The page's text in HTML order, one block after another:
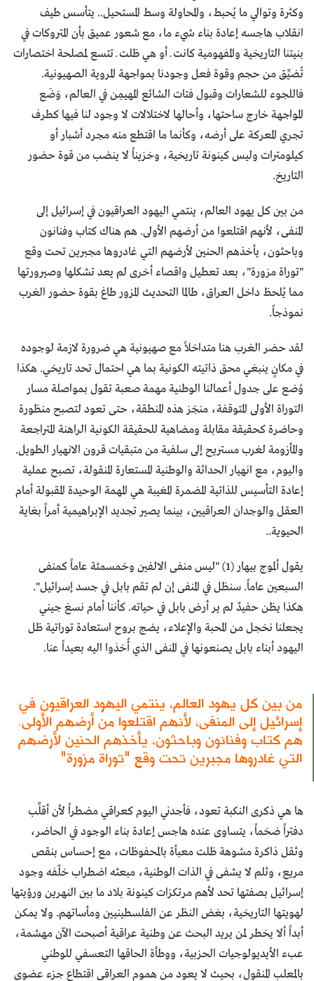
وكثرة وتوالي ما يُحبط، والمحاولة وسط المستحيل.. يتأسس طيف
انقلاب هاجسه إعادة بناء شيء ما، مع شعور عميق بأن المتروكات في
بنيتنا التاريخية والمفهومية كانت ــ أو هي ظلت ــ تتسع لمصلحة اختصارات
تُضيِّق من حجم وقوة فعل وجودنا بمواجهة المروية الصهيونية.
فاللجوء للشعارات وقبول فتات الشائع المهيمِن في العالم، وَضَع
المواجهة خارج ساحتها، وأحالها لاختلالات لا وجود لنا فيها كطرف
تجري المعركة على أرضه، وكأنما ما اقتطع منه مجرد أشبار أو
كيلومترات وليس كينونة تاريخية، وخزيناً لا ينضب من قوة حضور
التاريخ.
من بين كل يهود العالم، ينتمي اليهود العراقيون في إسرائيل إلى
المنفى، لأنهم اقتلعوا من أرضهم الأولى. هم هناك كتاب وفنانون
وباحثون، يأخذهم الحنين لأرضهم التي غادروها مجبرين تحت وقع
"توراة مزورة"، بعد تعطيل واقصاء أخرى لم يعد تشكلها وصيرورتها
مما يُلحظ داخل العراق، طالما التحديث المزور طاغ بقوة حضور الغرب
نموذجاً.
لقد حضر الغرب هنا متداخلاً مع صهيونية هي ضرورة لازمة لوجوده
في مكانٍ ينبغي محق ذاتيته الكونية بما هي احتمال تحد تاريخي. هكذا
وُضع على جدول أعمالنا الوطنية مهمة صعبة تقول بمواصلة مسار
التوراة الأولى المتوقفة، منجَز هذه المنطقة، حتى تعود لتصبح منظورة
وحاضرة كحقيقة مقابلة ومضاهية للحقيقة الكونية الراهنة المتراجعة
والمأزومة لغرب مستريح إلى سلفية من متبقيات قرون الانهيار الطويل.
واليوم، مع انهيار الحداثة والوطنية المستعارة المنقولة، تصبح عملية
إعادة التأسيس للذاتية المضمرة المغيبة هي المهمة الوحيدة المقبولة أمام
العقل والوجدان العراقيين، بينما يصير تجديد الإبراهيمية أمراً بغاية
الحيوية..
يقول ألموج بيهار (1) "ليس منفى الالفين وخمسمئة عاماً كمنفى
السبعين عاماً. سنظل في المنفى إن لم تقم بابل في جسد إسرائيل".
هكذا يظن حفيدٌ لم ير أرض بابل في حياته. كأننا أمام نسغ جيني
يجعلنا نخجل من المحبة والإعلاء، يضج بروح استعادة توراتية ظل
اليهود أبناء بابل يصنعونها في المنفى الذي أُخذوا اليه بعيداً عنا.
من بين كل يهود العالم، ينتمي اليهود العراقيون في
إسرائيل إلى المنفى، لأنهم اقتلعوا من أرضهم الأولى.
هم كتاب وفنانون وباحثون، يأخذهم الحنين لأرضهم
التي غادروها مجبرين تحت وقع "توراة مزورة"
ها هي ذكرى النكبة تعود، فأجدني اليوم كعراقي مضطراً لأن أقلِّب
دفتراً ضخماً، يتساوى عنده هاجس إعادة بناء الوجود في الحاضر،
وثقل ذاكرة مشوهة ظلت معبأة بالمحفوظات، مع إحساس بنقص
مريع، وثلم لا يشفى في الذات الوطنية، مبعثه اضطراب خلّفه وجود
إسرائيل بصفتها تحد لأهم مرتكزات كينونة بلاد ما بين النهرين ورؤيتها
لهويتها التاريخية، بغض النظر عن الفلسطينيين ومأساتهم. ولا يمكن
أبداً ألا يخطر لمن يريد البحث عن وطنية عراقية أصبحت الآن مهشمة،
عبء الأيديولوجيات الحزبية، ووطأة الحاقها التعسفي للوطني
بالمعلب المنقول، بحيث لا يعود من هموم العراقي اقتطاع جزء عضوي